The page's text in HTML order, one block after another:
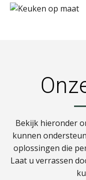
Bekijk hieronder
kunnen
oplossingen die
Laat u verrassen